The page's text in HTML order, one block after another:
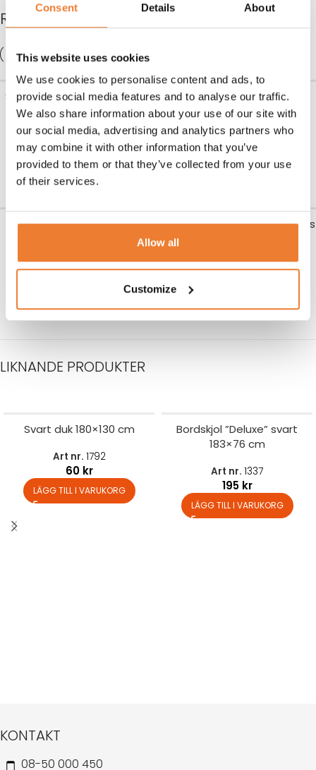
Consent Details About
This website uses cookies
We use cookies to personalise content and ads, to
provide social media features and to analyse our traffic.
We also share information about your use of our site with
our social media, advertising and analytics partners who
may combine it with other information that you’ve
provided to them or that they’ve collected from your use
of their services.
Allow all
Customize
RELATERADE PRODUKTER
Stol ”Crossback” med svart
dyna
Art nr.2114
110kr
LÄGG TILL I VARUKORG
Kuvert 3-rättersmiddag
Swedish Grace sten/Iittala
Art nr. 6815
112kr
LÄGG TILL I VARUKORG
Bordskjol ”Deluxe” svart
Art nr.1337
Fällbord 183×76 cm för 6 pers
60kr
LIKNANDE PRODUKTER
Svart duk 180×130 cm
Art nr. 1792
60 kr
LÄGG TILL I VARUKORG
Bordskjol ”Deluxe” svart
183×76 cm
Art nr. 1337
195 kr
LÄGG TILL I VARUKORG
KONTAKT
08-50 000 450